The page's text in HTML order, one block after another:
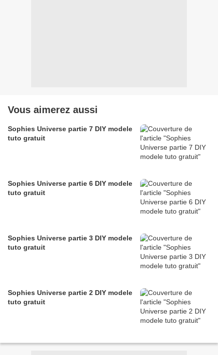
Vous aimerez aussi
Sophies Universe partie 7 DIY modele
tuto gratuit
Sophies Universe partie 6 DIY modele
tuto gratuit
Sophies Universe partie 3 DIY modele
tuto gratuit
Sophies Universe partie 2 DIY modele
tuto gratuit